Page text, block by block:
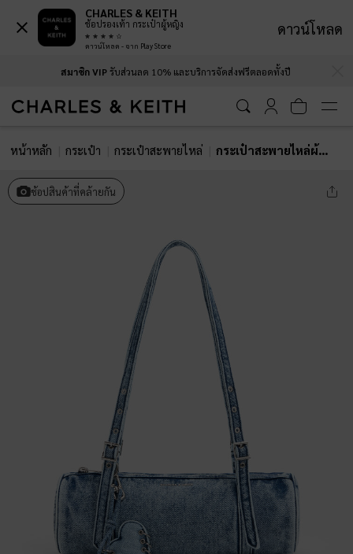
สมาชิก VIPรับส่วนลด 10% และบริการจัดส่งฟรีตลอดทั้งปี
หน้าหลัก กระเป๋า กระเป๋าสะพายไหล่ กระเป๋าสะพายไหล่ผ้าเดนิมทรงยาวรุ่น Rey
ช้อปสินค้าที่คล้ายกัน
CHARLES & KEITH
ช้อปรองเท้า กระเป๋าผู้หญิง
ดาวน์โหลด - จาก Play Store
ดาวน์โหลด